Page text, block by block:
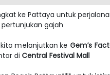
ke Pattaya untuk
gajah
melanjutkan ke Gem’s
di Central Festival Mall